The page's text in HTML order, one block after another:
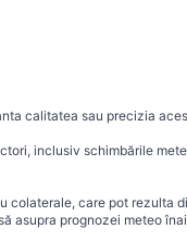
calitatea sau precizia
inclusiv schimbările
care pot rezulta
asupra prognozei meteo